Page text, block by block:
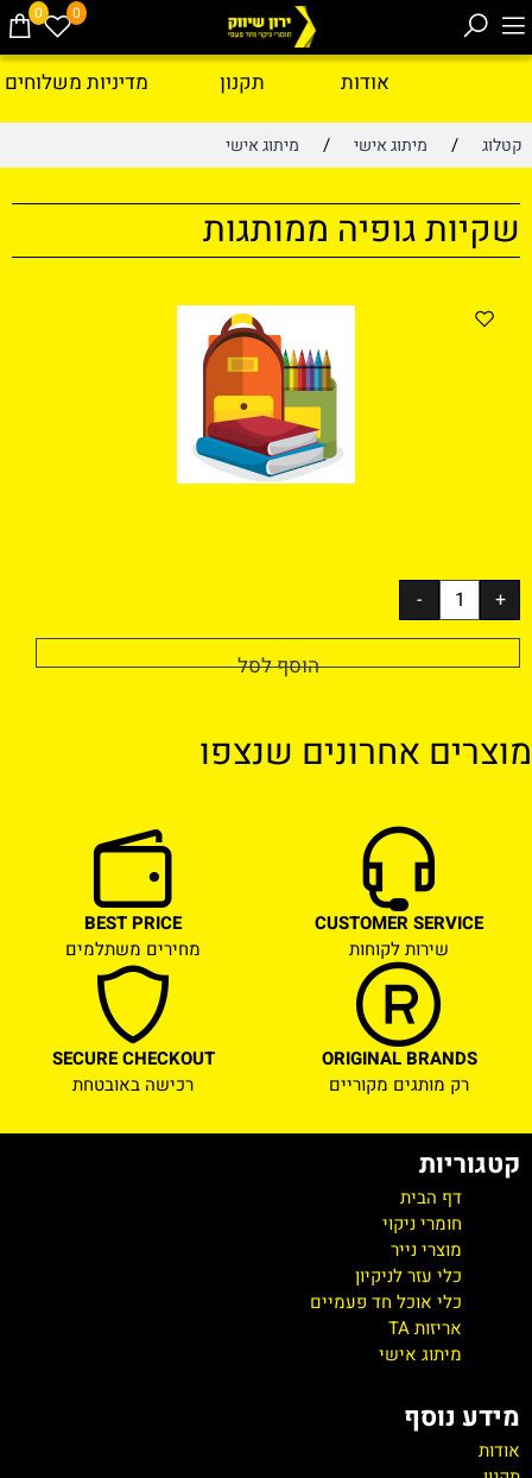
אודות תקנון מדיניות משלוחים
0 0
קטלוג / מיתוג אישי / מיתוג אישי
שקיות גופיה ממותגות
הוסף לסל
מוצרים אחרונים שנצפו
CUSTOMER SERVICE
שירות לקוחות
BEST PRICE
מחירים משתלמים
ORIGINAL BRANDS
רק מותגים מקוריים
SECURE CHECKOUT
רכישה באובטחת
קטגוריות
דף הבית
חומרי ניקוי
מוצרי נייר
כלי עזר לניקיון
כלי אוכל חד פעמיים
אריזות TA
מיתוג אישי
מידע נוסף
אודות